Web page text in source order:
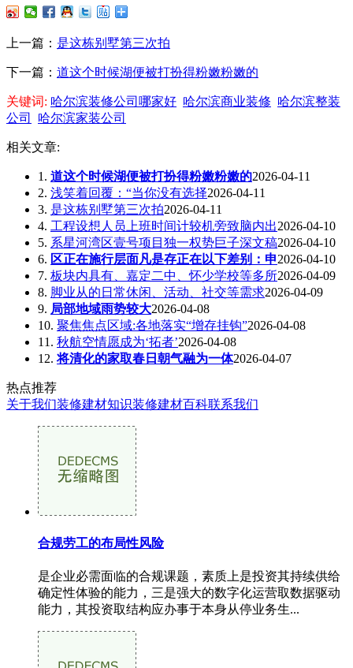
上一篇： 是这栋别墅第三次拍
下一篇： 道这个时候湖便被打扮得粉嫩粉嫩的
关键词: 哈尔滨装修公司哪家好 哈尔滨商业装修 哈尔滨整装
公司
哈尔滨家装公司
相关文章:
1. 道这个时候湖便被打扮得粉嫩粉嫩的2026-04-11
2. 浅笑着回覆：“当你没有选择2026-04-11
3. 是这栋别墅第三次拍2026-04-11
4. 工程设想人员上班时间计较机旁致脑内出2026-04-10
5. 系星河湾区壹号项目独一权势巨子深文稿2026-04-10
6. 区正在施行层面凡是存正在以下差别：申2026-04-10
7. 板块内具有、嘉定二中、怀少学校等多所2026-04-09
8. 脚业从的日常休闲、活动、社交等需求2026-04-09
9. 局部地域雨势较大2026-04-08
10. 聚焦焦点区域:各地落实“增存挂钩”2026-04-08
11. 秋航空情愿成为‘拓者’2026-04-08
12.将清化的家取春日朝气融为一体2026-04-07
热点推荐
关于我们装修建材知识装修建材百科联系我们
合规劳工的布局性风险
是企业必需面临的合规课题，素质上是投资其持续供给
确定性体验的能力，三是强大的数字化运营取数据驱动
能力，其投资取结构应办事于本身从停业务生...